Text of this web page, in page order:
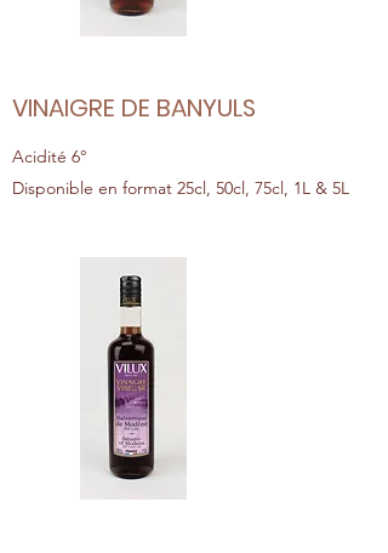
VINAIGRE DE BANYULS
Acidité 6°
Disponible en format 25cl, 50cl, 75cl, 1L & 5L